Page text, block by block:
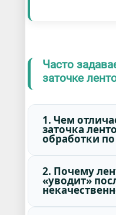
Часто
заточке
1. Чем
заточка
обработки
2. Почему
«уводит»